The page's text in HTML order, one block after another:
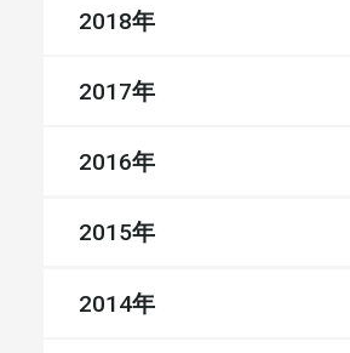
2018年
2017年
2016年
2015年
2014年